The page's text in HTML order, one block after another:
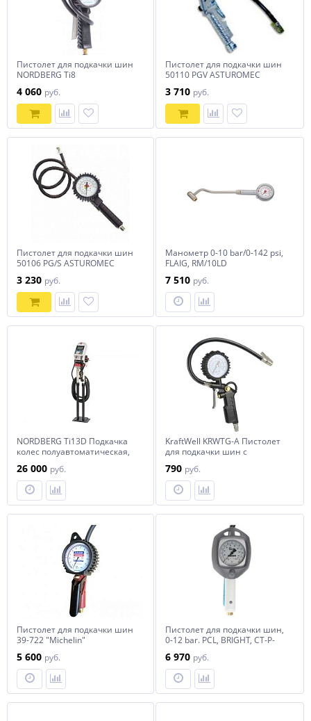
Пистолет для подкачки шин
NORDBERG Ti8
4 060 руб.
Пистолет для подкачки шин
50110 PGV ASTUROMEC
3 710 руб.
Пистолет для подкачки шин
50106 PG/S ASTUROMEC
3 230 руб.
Манометр 0-10 bar/0-142 psi,
FLAIG, RM/10LD
7 510 руб.
NORDBERG Ti13D Подкачка
колес полуавтоматическая,
26 000 руб.
KraftWell KRWTG-A Пистолет
для подкачки шин с
790 руб.
Пистолет для подкачки шин
39-722 "Michelin"
5 600 руб.
Пистолет для подкачки шин,
0-12 bar. PCL, BRIGHT, CT-P-
6 970 руб.